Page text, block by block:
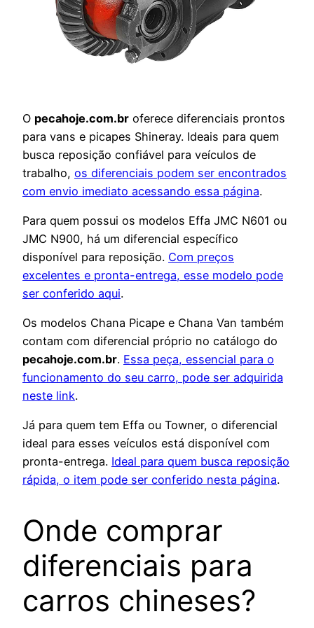
O pecahoje.com.br oferece diferenciais prontos
para vans e picapes Shineray. Ideais para quem
busca reposição confiável para veículos de
trabalho, os diferenciais podem ser encontrados
com envio imediato acessando essa página.
Para quem possui os modelos Effa JMC N601 ou
JMC N900, há um diferencial específico
disponível para reposição. Com preços
excelentes e pronta-entrega, esse modelo pode
ser conferido aqui.
Os modelos Chana Picape e Chana Van também
contam com diferencial próprio no catálogo do
pecahoje.com.br. Essa peça, essencial para o
funcionamento do seu carro, pode ser adquirida
neste link.
Já para quem tem Effa ou Towner, o diferencial
ideal para esses veículos está disponível com
pronta-entrega. Ideal para quem busca reposição
rápida, o item pode ser conferido nesta página.
Onde comprar
diferenciais para
carros chineses?